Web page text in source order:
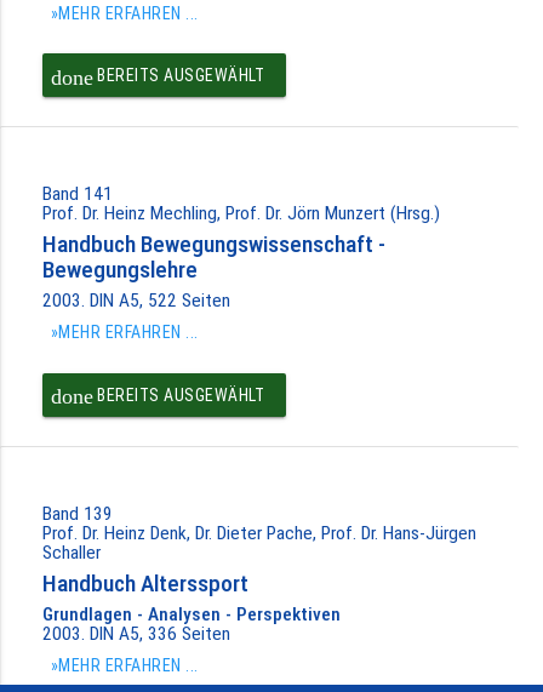
»MEHR ERFAHREN ...
doneBEREITS AUSGEWÄHLT
Band 141
Prof. Dr. Heinz Mechling, Prof. Dr. Jörn Munzert (Hrsg.)
Handbuch Bewegungswissenschaft -
Bewegungslehre
2003. DIN A5, 522 Seiten
»MEHR ERFAHREN ...
doneBEREITS AUSGEWÄHLT
Band 139
Prof. Dr. Heinz Denk, Dr. Dieter Pache, Prof. Dr. Hans-Jürgen
Schaller
Handbuch Alterssport
Grundlagen - Analysen - Perspektiven
2003. DIN A5, 336 Seiten
»MEHR ERFAHREN ...